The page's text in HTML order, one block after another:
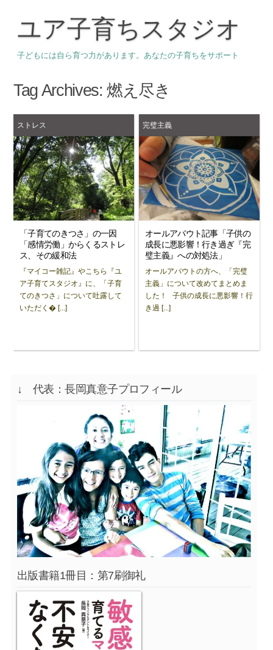
ユア子育ちスタジオ
子どもには自ら育つ力があります。あなたの子育ちをサポート
Tag Archives:燃え尽き
ストレス
「子育てのきつさ」の一因
「感情労働」からくるストレ
ス、その緩和法
『マイコー雑記』やこちら『ユ
ア子育てスタジオ』に、「子育
てのきつさ」について吐露して
いただく� [...]
完璧主義
オールアバウト記事「子供の
成長に悪影響！行き過ぎ『完
璧主義』への対処法」
オールアバウトの方へ、「完璧
主義」について改めてまとめま
した！ 子供の成長に悪影響！行
き過 [...]
↓ 代表：長岡真意子プロフィール
出版書籍1冊目：第7刷御礼